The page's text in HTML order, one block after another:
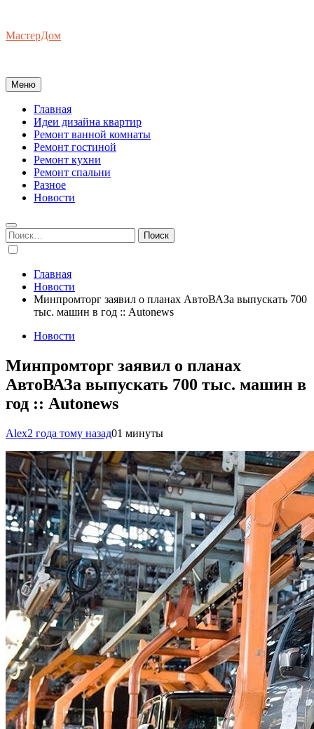
содержимому
МастерДом
Меню
Главная
Идеи дизайна квартир
Ремонт ванной комнаты
Ремонт гостиной
Ремонт кухни
Ремонт спальни
Разное
Новости
Найти:
Главная
Новости
Минпромторг заявил о планах АвтоВАЗа выпускать 700
тыс. машин в год :: Autonews
Новости
Минпромторг заявил о планах
АвтоВАЗа выпускать 700 тыс. машин в
год :: Autonews
Alex2 года тому назад01 минуты